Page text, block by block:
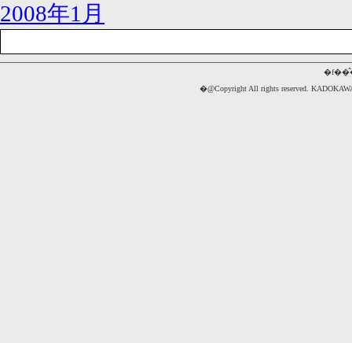
2008年1月
�@Copyright All rights reserved.